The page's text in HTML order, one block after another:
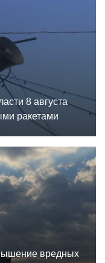
8 августа
ракетами
вредных